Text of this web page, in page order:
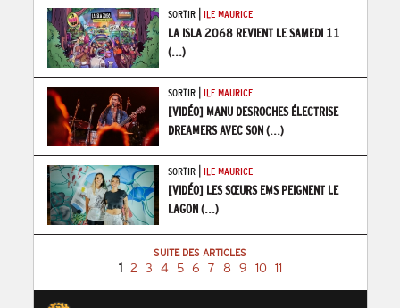
SORTIR| ILE MAURICE
LA ISLA 2068 REVIENT LE SAMEDI 11
(...)
SORTIR| ILE MAURICE
[VIDÉO] MANU DESROCHES ÉLECTRISE
DREAMERS AVEC SON(...)
SORTIR| ILE MAURICE
[VIDÉO] LES SŒURS EMS PEIGNENT LE
LAGON(...)
SUITE DES ARTICLES
1 2 3 4 5 6 7 8 9 10 11